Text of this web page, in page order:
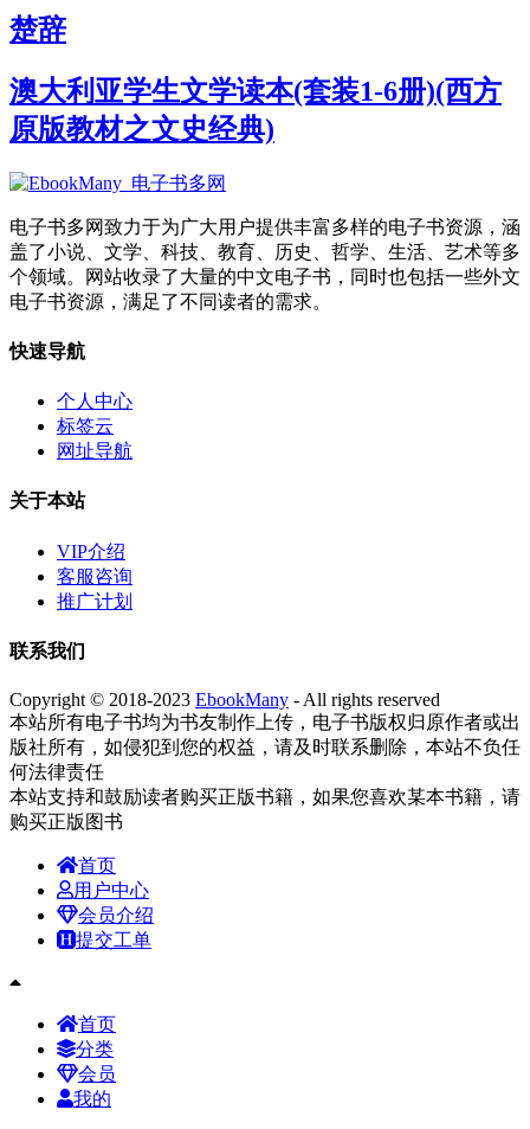
楚辞
澳大利亚学生文学读本(套装1-6册)(西方
原版教材之文史经典)
电子书多网致力于为广大用户提供丰富多样的电子书资源，涵
盖了小说、文学、科技、教育、历史、哲学、生活、艺术等多
个领域。网站收录了大量的中文电子书，同时也包括一些外文
电子书资源，满足了不同读者的需求。
快速导航
个人中心
标签云
网址导航
关于本站
VIP介绍
客服咨询
推广计划
联系我们
Copyright © 2018-2023 EbookMany - All rights reserved
本站所有电子书均为书友制作上传，电子书版权归原作者或出
版社所有，如侵犯到您的权益，请及时联系删除，本站不负任
何法律责任
本站支持和鼓励读者购买正版书籍，如果您喜欢某本书籍，请
购买正版图书
首页
用户中心
会员介绍
提交工单
首页
分类
会员
我的